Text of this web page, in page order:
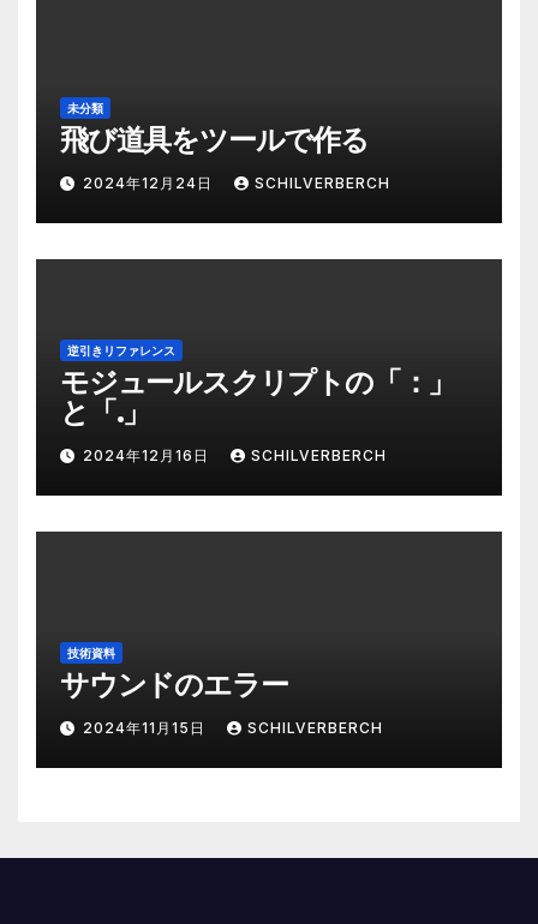
未分類
飛び道具をツールで作る
2024年12月24日 SCHILVERBERCH
逆引きリファレンス
モジュールスクリプトの「：」
と「.」
2024年12月16日 SCHILVERBERCH
技術資料
サウンドのエラー
2024年11月15日 SCHILVERBERCH